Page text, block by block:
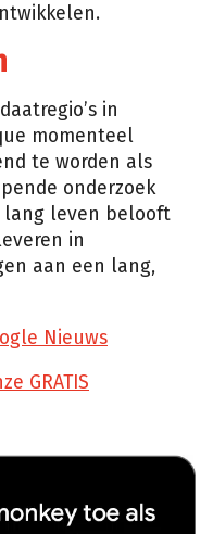
in
momenteel
te worden als
onderzoek
lang leven belooft
in
aan een lang,
Nieuws
GRATIS